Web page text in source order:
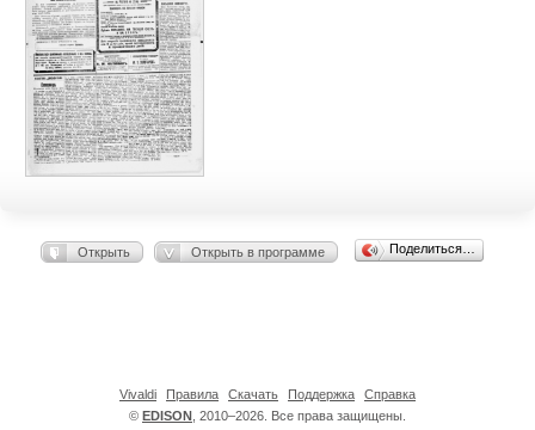
Открыть Открыть в программе Поделиться…
© EDISON , 2010–2026. Все права защищены.
Vivaldi Правила Скачать Поддержка Справка